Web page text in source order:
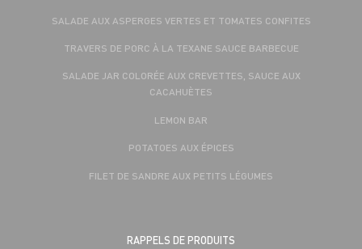
SALADE AUX ASPERGES VERTES ET TOMATES CONFITES
TRAVERS DE PORC À LA TEXANE SAUCE BARBECUE
SALADE JAR COLORÉE AUX CREVETTES, SAUCE AUX
CACAHUÈTES
LEMON BAR
POTATOES AUX ÉPICES
FILET DE SANDRE AUX PETITS LÉGUMES
RAPPELS DE PRODUITS